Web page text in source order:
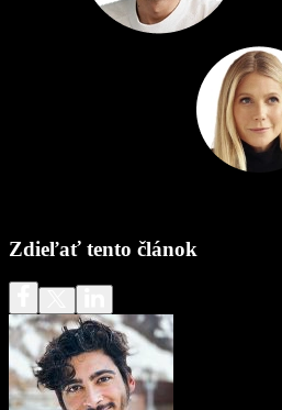
Zdieľať tento článok